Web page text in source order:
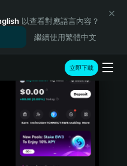
以查看對應語言內容？
繼續使用繁體中文
立即下載